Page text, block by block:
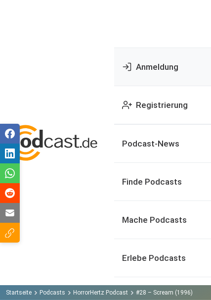
Anmeldung
Registrierung
Podcast-News
Finde Podcasts
Mache Podcasts
Erlebe Podcasts
Startseite Podcasts HorrorHertz Podcast #28 – Scream (1996)